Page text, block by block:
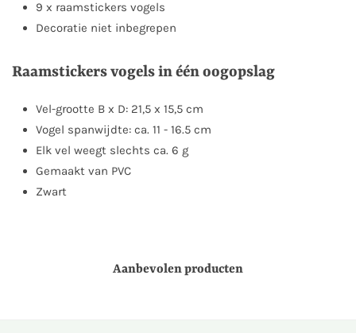
9 x raamstickers vogels
Decoratie niet inbegrepen
Raamstickers vogels in één oogopslag
Vel-grootte B x D: 21,5 x 15,5 cm
Vogel spanwijdte: ca. 11 - 16.5 cm
Elk vel weegt slechts ca. 6 g
Gemaakt van PVC
Zwart
Aanbevolen producten